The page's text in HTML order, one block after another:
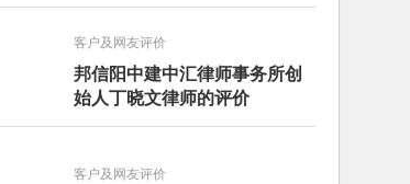
客户及网友评价
邦信阳中建中汇律师事务所创
始人丁晓文律师的评价
客户及网友评价